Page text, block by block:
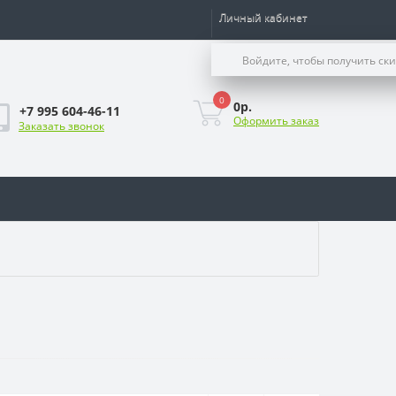
Личный кабинет
Войдите, чтобы получить
+7 995 604-46-11
Заказать звонок
0 0р.
Оформить заказ